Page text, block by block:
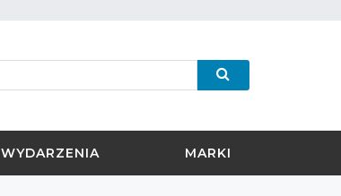
WYDARZENIA MARKI